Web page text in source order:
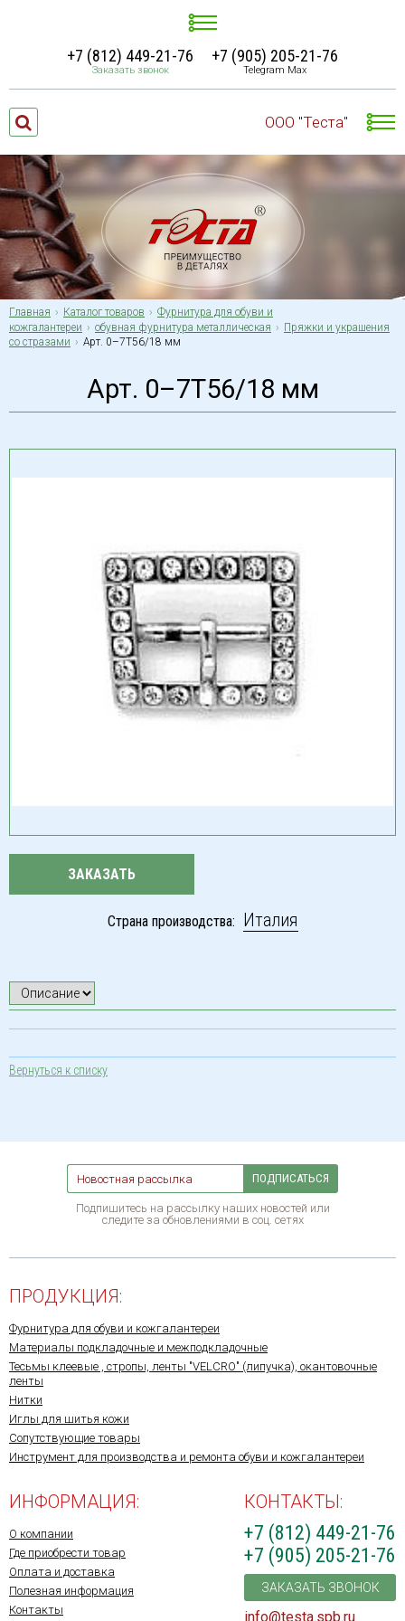
+7 (812) 449-21-76
Заказать звонок
+7 (905) 205-21-76
Telegram Max
ООО "Теста"
Главная Каталог товаров
Фурнитура для обуви и
кожгалантереи
обувная фурнитура металлическая
Пряжки и украшения
со стразами
Арт. 0–7Т56/18 мм
Арт. 0–7Т56/18 мм
ЗАКАЗАТЬ
Страна производства: Италия
Вернуться к списку
ПОДПИСАТЬСЯ
Подпишитесь на рассылку наших новостей или
следите за обновлениями в соц. сетях
ПРОДУКЦИЯ:
Фурнитура для обуви и кожгалантереи
Материалы подкладочные и межподкладочные
Тесьмы клеевые , стропы, ленты "VELCRO" (липучка), окантовочные
ленты
Нитки
Иглы для шитья кожи
Сопутствующие товары
Инструмент для производства и ремонта обуви и кожгалантереи
ИНФОРМАЦИЯ:
О компании
Где приобрести товар
Оплата и доставка
Полезная информация
Контакты
КОНТАКТЫ:
+7 (812) 449-21-76
+7 (905) 205-21-76
ЗАКАЗАТЬ ЗВОНОК
info@testa.spb.ru